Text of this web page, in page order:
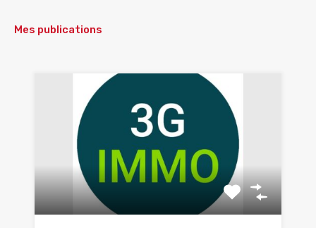
Mes publications